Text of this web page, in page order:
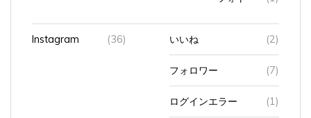
Instagram (36) いいね (2)
フォロワー (7)
ログインエラー (1)